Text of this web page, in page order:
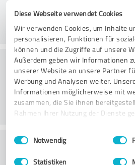
Diese Webseite verwendet Cookies
Wir verwenden Cookies, um Inhalte
personalisieren, Funktionen für
können und die Zugriffe auf unsere
Außerdem geben wir Informationen
unserer Website an unsere Partner
Werbung und Analysen weiter.
Informationen möglicherweise mit
zusammen, die Sie ihnen
Rahmen Ihrer Nutzung der Dienste
Impressum
Einwilligungsauswahl
Notwendig
Statistiken
Käsittely